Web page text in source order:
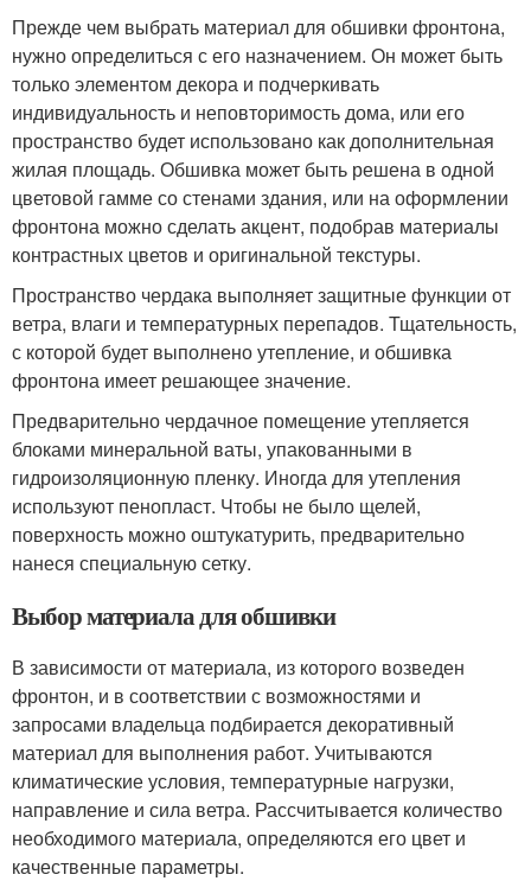
Прежде чем выбрать материал для обшивки фронтона,
нужно определиться с его назначением. Он может быть
только элементом декора и подчеркивать
индивидуальность и неповторимость дома, или его
пространство будет использовано как дополнительная
жилая площадь. Обшивка может быть решена в одной
цветовой гамме со стенами здания, или на оформлении
фронтона можно сделать акцент, подобрав материалы
контрастных цветов и оригинальной текстуры.
Пространство чердака выполняет защитные функции от
ветра, влаги и температурных перепадов. Тщательность,
с которой будет выполнено утепление, и обшивка
фронтона имеет решающее значение.
Предварительно чердачное помещение утепляется
блоками минеральной ваты, упакованными в
гидроизоляционную пленку. Иногда для утепления
используют пенопласт. Чтобы не было щелей,
поверхность можно оштукатурить, предварительно
нанеся специальную сетку.
Выбор материала для обшивки
В зависимости от материала, из которого возведен
фронтон, и в соответствии с возможностями и
запросами владельца подбирается декоративный
материал для выполнения работ. Учитываются
климатические условия, температурные нагрузки,
направление и сила ветра. Рассчитывается количество
необходимого материала, определяются его цвет и
качественные параметры.